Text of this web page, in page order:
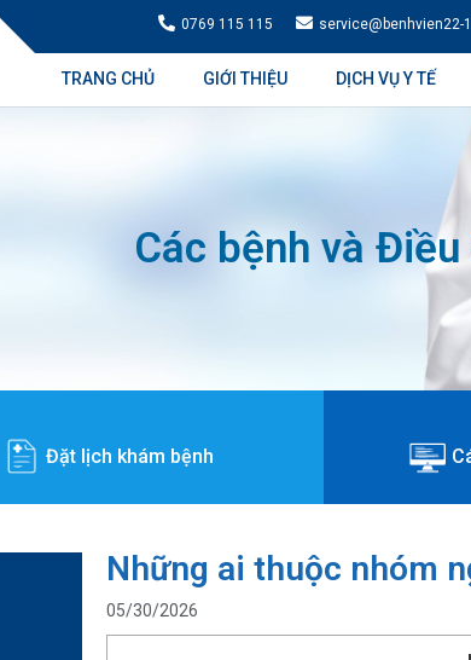
0769 115 115 service@benhvien22-
TRANG CHỦ GIỚI THIỆU DỊCH VỤ Y TẾ
Các bệnh và
Đặt lịch khám bệnh
Những ai thuộc nhóm
05/30/2026